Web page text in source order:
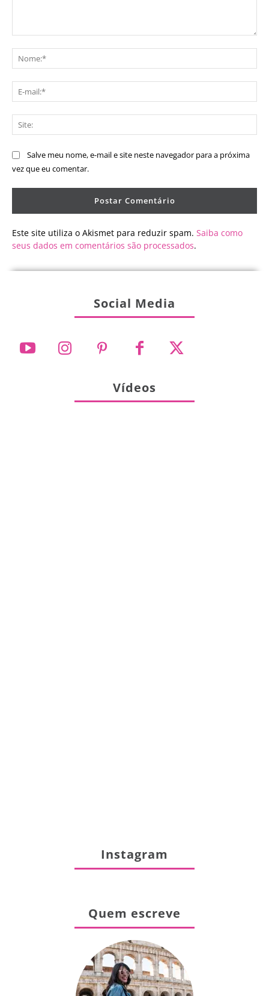
Salve meu nome, e-mail e site neste navegador para a próxima
vez que eu comentar.
Este site utiliza o Akismet para reduzir spam. Saiba como
seus dados em comentários são processados.
Social Media
Vídeos
Instagram
Quem escreve